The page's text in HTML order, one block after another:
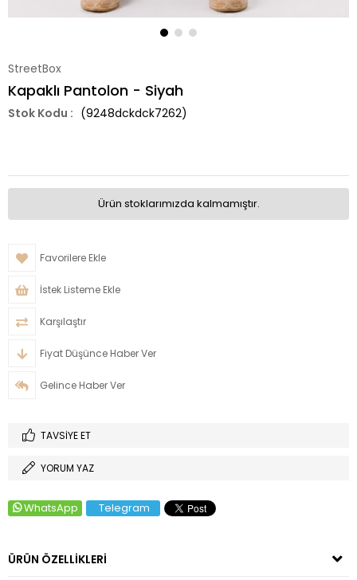
StreetBox
Kapaklı Pantolon - Siyah
(9248dckdck7262)
Ürün stoklarımızda kalmamıştır.
Favorilere Ekle
İstek Listeme Ekle
Karşılaştır
Fiyat Düşünce Haber Ver
Gelince Haber Ver
TAVSIYE ET
YORUM YAZ
WhatsApp Telegram
ÜRÜN ÖZELLIKLERI